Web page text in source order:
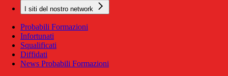
I siti del nostro network
Probabili Formazioni
Infortunati
Squalificati
Diffidati
News Probabili Formazioni